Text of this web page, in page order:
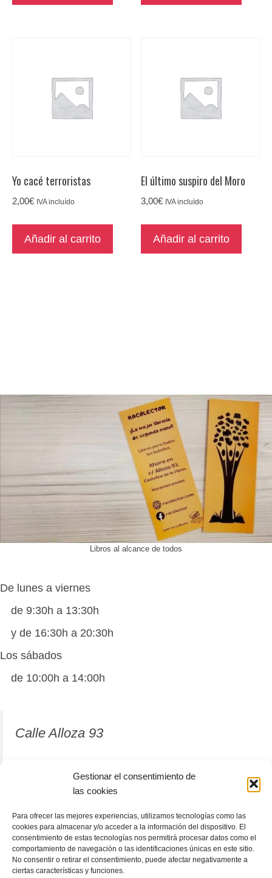
Gestionar el consentimiento de
las cookies
Para ofrecer las mejores experiencias, utilizamos tecnologías como las
cookies para almacenar y/o acceder a la información del dispositivo. El
consentimiento de estas tecnologías nos permitirá procesar datos como el
comportamiento de navegación o las identificaciones únicas en este sitio.
No consentir o retirar el consentimiento, puede afectar negativamente a
ciertas características y funciones.
Yo cacé terroristas
2,00€ IVA incluído
Añadir al carrito
El último suspiro del Moro
3,00€ IVA incluído
Añadir al carrito
Libros al alcance de todos
De lunes a viernes
de 9:30h a 13:30h
y de 16:30h a 20:30h
Los sábados
de 10:00h a 14:00h
Calle Alloza 93
12001 Castellón de la Plana
964 81 37 63